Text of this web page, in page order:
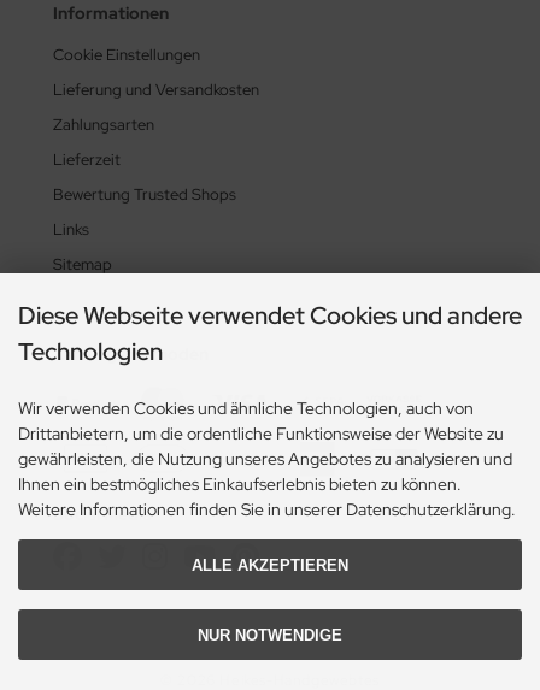
Informationen
Cookie Einstellungen
Lieferung und Versandkosten
Zahlungsarten
Lieferzeit
Bewertung Trusted Shops
Links
Sitemap
Zahlungsmethoden
Social Media
Diese Webseite verwendet Cookies und andere
Technologien
Wir verwenden Cookies und ähnliche Technologien, auch von
Drittanbietern, um die ordentliche Funktionsweise der Website zu
gewährleisten, die Nutzung unseres Angebotes zu analysieren und
Ihnen ein bestmögliches Einkaufserlebnis bieten zu können.
Weitere Informationen finden Sie in unserer Datenschutzerklärung.
ALLE AKZEPTIEREN
NUR NOTWENDIGE